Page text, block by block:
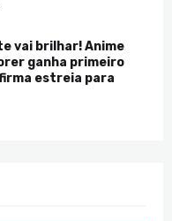
vai brilhar! Anime
ganha primeiro
estreia para